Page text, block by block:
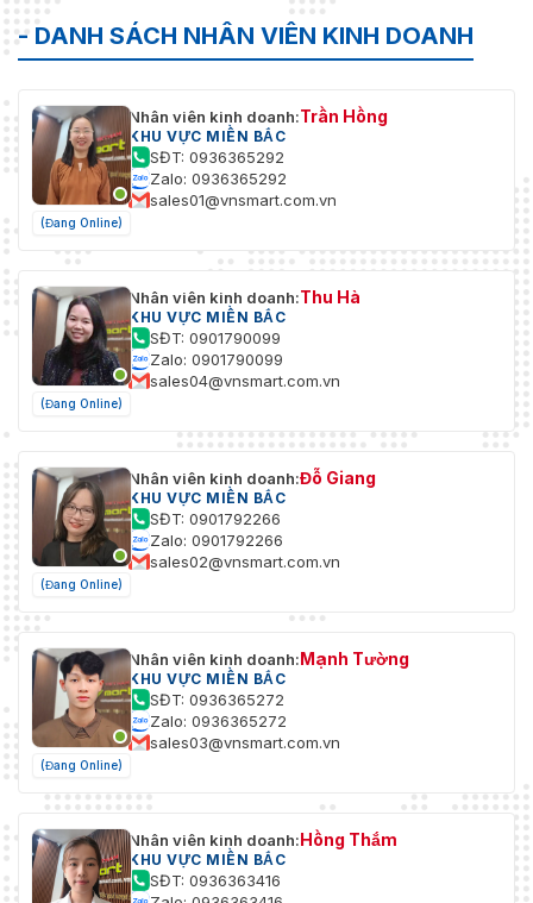
- DANH SÁCH NHÂN VIÊN KINH DOANH
(Đang Online)
Nhân viên kinh doanh:Trần Hồng
KHU VỰC MIỀN BẮC
SĐT: 0936365292
Zalo: 0936365292
sales01@vnsmart.com.vn
(Đang Online)
Nhân viên kinh doanh:Thu Hà
KHU VỰC MIỀN BẮC
SĐT: 0901790099
Zalo: 0901790099
sales04@vnsmart.com.vn
(Đang Online)
Nhân viên kinh doanh:Đỗ Giang
KHU VỰC MIỀN BẮC
SĐT: 0901792266
Zalo: 0901792266
sales02@vnsmart.com.vn
(Đang Online)
Nhân viên kinh doanh:Mạnh Tường
KHU VỰC MIỀN BẮC
SĐT: 0936365272
Zalo: 0936365272
sales03@vnsmart.com.vn
Nhân viên kinh doanh:Hồng Thắm
KHU VỰC MIỀN BẮC
SĐT: 0936363416